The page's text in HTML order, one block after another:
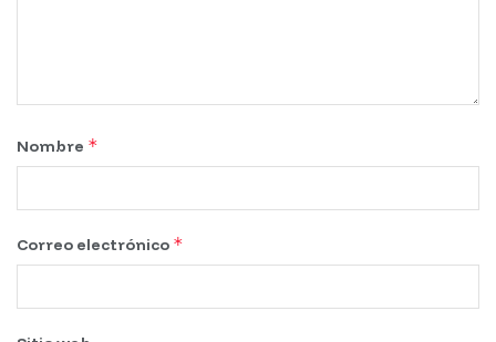
Nombre *
Correo electrónico *